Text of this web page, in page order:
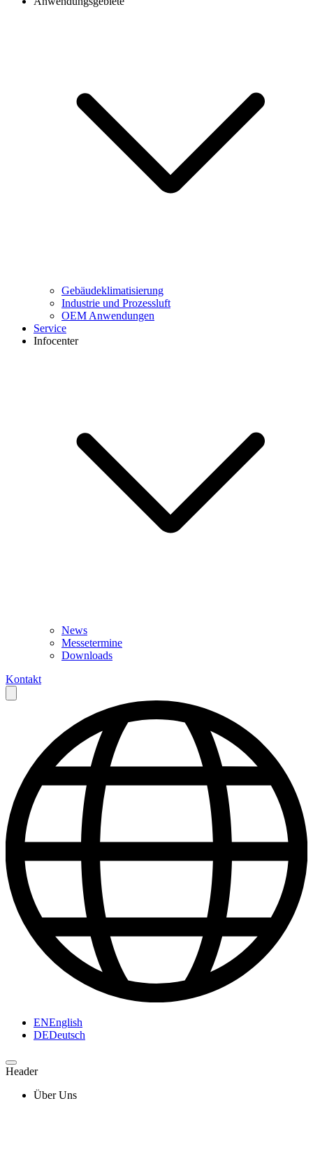
Gebäudeklimatisierung
Industrie und Prozessluft
OEM Anwendungen
Service
Infocenter
News
Messetermine
Downloads
Kontakt
ENEnglish
DEDeutsch
Header
Über Uns